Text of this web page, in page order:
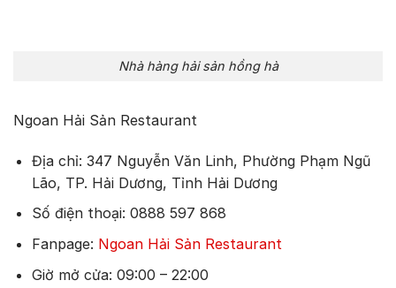
Nhà hàng hải sản hồng hà
Ngoan Hải Sản Restaurant
Địa chỉ: 347 Nguyễn Văn Linh, Phường Phạm Ngũ
Lão, TP. Hải Dương, Tỉnh Hải Dương
Số điện thoại: 0888 597 868
Fanpage: Ngoan Hải Sản Restaurant
Giờ mở cửa: 09:00 – 22:00